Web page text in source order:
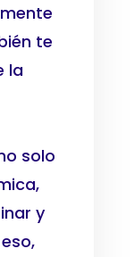
te
la
solo
y